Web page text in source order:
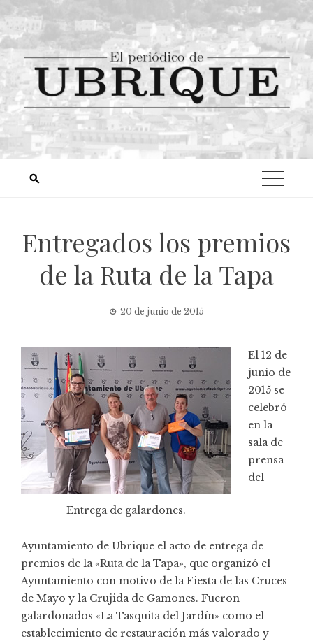
Entregados los premios
de la Ruta de la Tapa
20 de junio de 2015
Entrega de galardones.
El 12 de
junio de
2015 se
celebró
en la
sala de
prensa
del
Ayuntamiento de Ubrique el acto de entrega de
premios de la «Ruta de la Tapa», que organizó el
Ayuntamiento con motivo de la Fiesta de las Cruces
de Mayo y la Crujida de Gamones. Fueron
galardonados «La Tasquita del Jardín» como el
establecimiento de restauración más valorado y